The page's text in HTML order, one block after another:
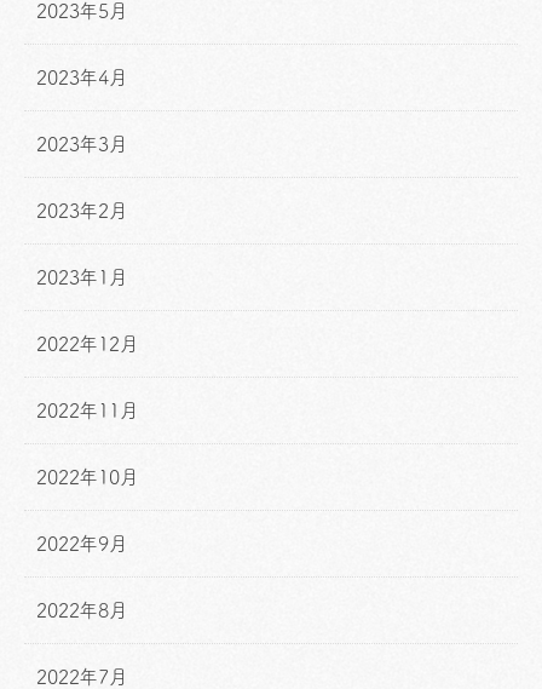
2023年5月
2023年4月
2023年3月
2023年2月
2023年1月
2022年12月
2022年11月
2022年10月
2022年9月
2022年8月
2022年7月